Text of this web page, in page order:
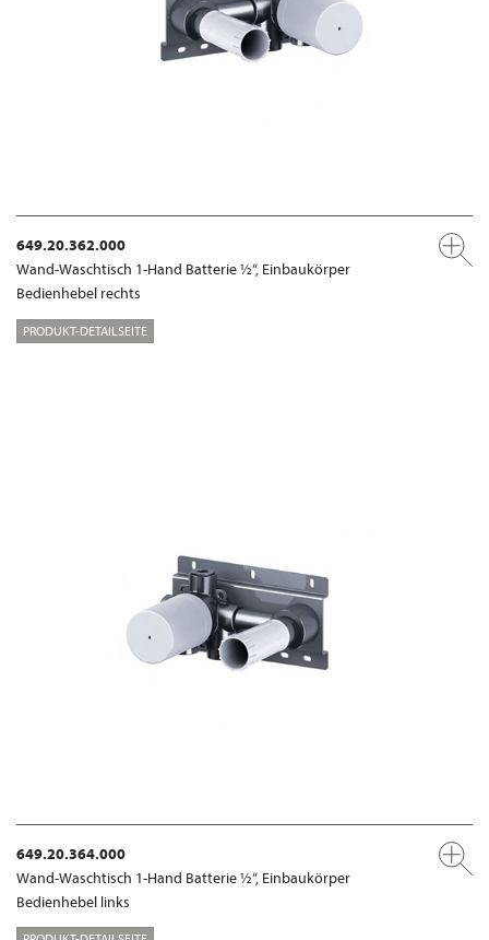
649.20.362.000
Wand-Waschtisch 1-Hand Batterie ½“, Einbaukörper
Bedienhebel rechts
PRODUKT-DETAILSEITE
649.20.364.000
Wand-Waschtisch 1-Hand Batterie ½“, Einbaukörper
Bedienhebel links